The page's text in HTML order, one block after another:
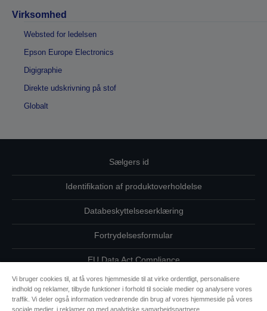
Virksomhed
Websted for ledelsen
Epson Europe Electronics
Digigraphie
Direkte udskrivning på stof
Globalt
Sælgers id
Identifikation af produktoverholdelse
Databeskyttelseserklæring
Fortrydelsesformular
EU Data Act Compliance
Kontakt os vedrørende dine data
Oplysninger om cookies
Vi bruger cookies til, at få vores hjemmeside til at virke ordentligt, personalisere
indhold og reklamer, tilbyde funktioner i forhold til sociale medier og analysere vores
traffik. Vi deler også information vedrørende din brug af vores hjemmeside på vores
sociale medier, i reklamer og med analytiske samarbejdspartnere.